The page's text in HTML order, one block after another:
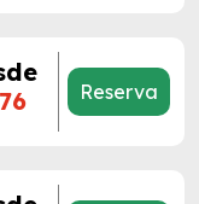
Reserva